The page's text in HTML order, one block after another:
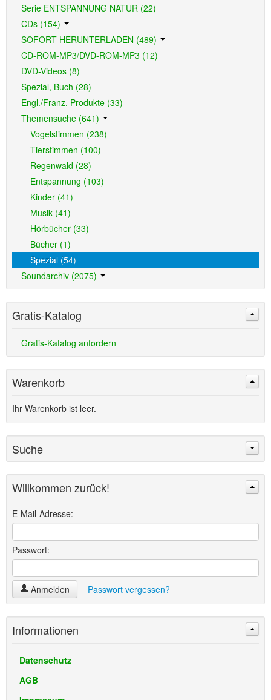
Serie ENTSPANNUNG NATUR (22)
CDs (154)
SOFORT HERUNTERLADEN (489)
CD-ROM-MP3/DVD-ROM-MP3 (12)
DVD-Videos (8)
Spezial, Buch (28)
Engl./Franz. Produkte (33)
Themensuche (641)
Vogelstimmen (238)
Tierstimmen (100)
Regenwald (28)
Entspannung (103)
Kinder (41)
Musik (41)
Hörbücher (33)
Bücher (1)
Spezial (54)
Soundarchiv (2075)
Gratis-Katalog
Gratis-Katalog anfordern
Warenkorb
Ihr Warenkorb ist leer.
Suche
Willkommen zurück!
E-Mail-Adresse:
Passwort:
Anmelden Passwort vergessen?
Informationen
Datenschutz
AGB